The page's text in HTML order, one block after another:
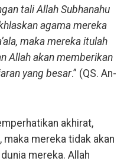
tali Allah Subhanahu
agama mereka
maka mereka itulah
Allah akan memberikan
yang besar.” (QS. An-
akhirat,
maka mereka tidak akan
mereka. Allah